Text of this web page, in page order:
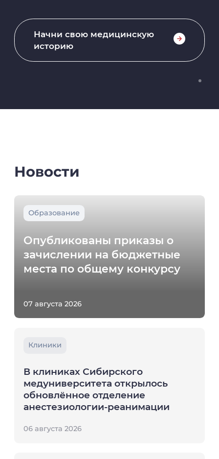
Начни свою медицинскую
историю
Новости
Образование
Опубликованы приказы о
зачислении на бюджетные
места по общему конкурсу
07 августа 2026
Клиники
В клиниках Сибирского
медуниверситета открылось
обновлённое отделение
анестезиологии-реанимации
06 августа 2026